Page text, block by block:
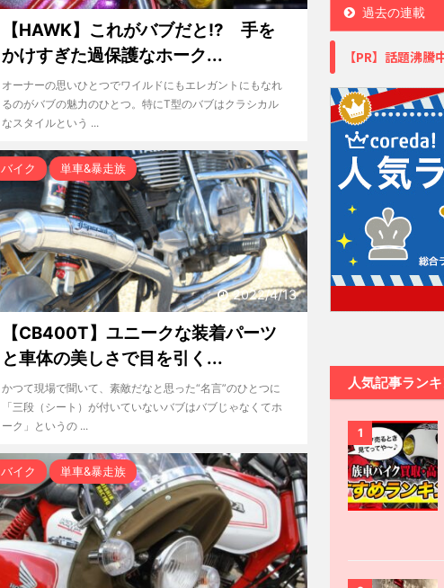
【HAWK】これがバブだと!? 手を
かけすぎた過保護なホーク...
オーナーの思いひとつでワイルドにもエレガントにもなれ
るのがバブの魅力のひとつ。特にT型のバブはクラシカル
なスタイルという ...
2022/4/13
バイク 単車&暴走族
【CB400T】ユニークな装着パーツ
と車体の美しさで目を引く...
かつて現場で聞いて、素敵だなと思った“名言”のひとつに
「三段（シート）が付いていないバブはバブじゃなくてホ
ーク」というの ...
バイク 単車&暴走族
過去の連載
【PR】話題沸
人気記事ラン
1